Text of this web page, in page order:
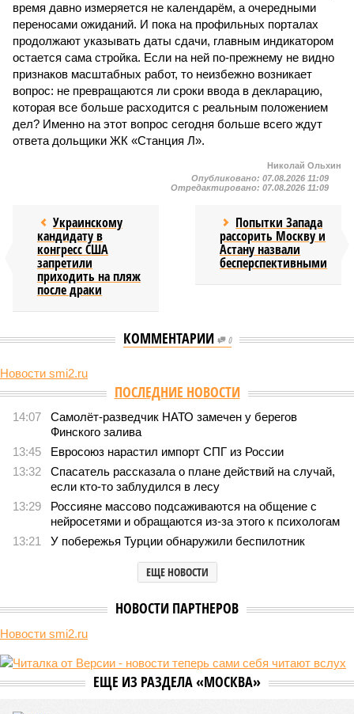
время давно измеряется не календарём, а очередными
переносами ожиданий. И пока на профильных порталах
продолжают указывать даты сдачи, главным индикатором
остается сама стройка. Если на ней по-прежнему не видно
признаков масштабных работ, то неизбежно возникает
вопрос: не превращаются ли сроки ввода в декларацию,
которая все больше расходится с реальным положением
дел? Именно на этот вопрос сегодня больше всего ждут
ответа дольщики ЖК «Станция Л».
Николай Ольхин
Опубликовано: 07.08.2026 11:09
Отредактировано: 07.08.2026 11:09
Украинскому
кандидату в
конгресс США
запретили
приходить на пляж
после драки
Попытки Запада
рассорить Москву и
Астану назвали
бесперспективными
КОММЕНТАРИИ 0
Новости smi2.ru
ПОСЛЕДНИЕ НОВОСТИ
14:07
Самолёт-разведчик НАТО замечен у берегов
Финского залива
13:45
Евросоюз нарастил импорт СПГ из России
13:32
Спасатель рассказала о плане действий на случай,
если кто-то заблудился в лесу
13:29
Россияне массово подсаживаются на общение с
нейросетями и обращаются из-за этого к психологам
13:21
У побережья Турции обнаружили беспилотник
ЕЩЕ НОВОСТИ
НОВОСТИ ПАРТНЕРОВ
Новости smi2.ru
ЕЩЕ ИЗ РАЗДЕЛА «МОСКВА»